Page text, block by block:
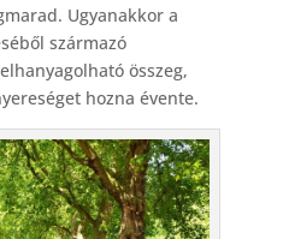
Ugyanakkor a
származó
összeg,
hozna évente.